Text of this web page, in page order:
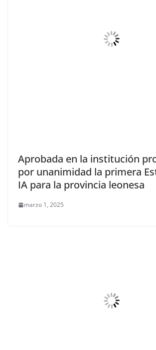
Aprobada en la institución
por unanimidad la primera
IA para la provincia leonesa
marzo 1, 2025